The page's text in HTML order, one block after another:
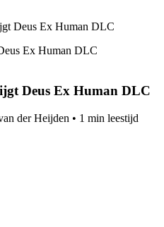
Deus Ex Human DLC
Deus Ex Human DLC
der Heijden • 1 min leestijd